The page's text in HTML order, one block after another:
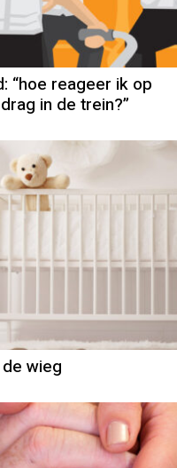
“hoe reageer ik op
in de trein?”
Marie van den
wieg